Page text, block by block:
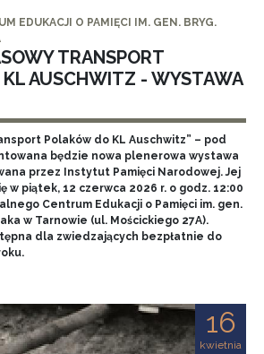
EDUKACJI O PAMIĘCI IM. GEN. BRYG.
TRANSPORT
AUSCHWITZ - WYSTAWA
Polaków do KL Auschwitz” – pod
będzie nowa plenerowa wystawa
przez Instytut Pamięci Narodowej. Jej
w piątek, 12 czerwca 2026 r. o godz. 12:00
Centrum Edukacji o Pamięci im. gen.
w Tarnowie (ul. Mościckiego 27A).
dla zwiedzających bezpłatnie do
16
kwietnia